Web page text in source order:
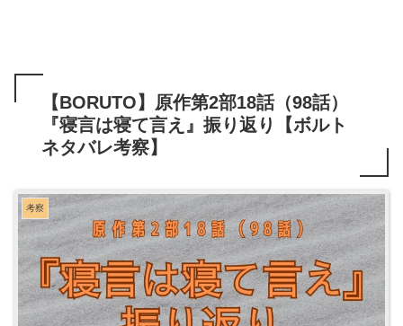
【BORUTO】原作第2部18話（98話）
『寝言は寝て言え』振り返り【ボルト
ネタバレ考察】
考察